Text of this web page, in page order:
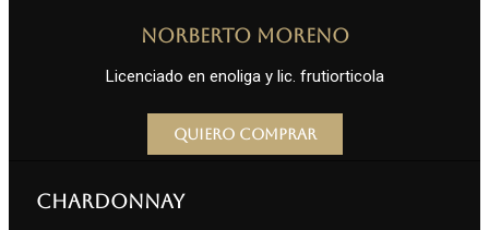
Norberto Moreno
Licenciado en enoliga y lic. frutiorticola
Quiero comprar
Chardonnay